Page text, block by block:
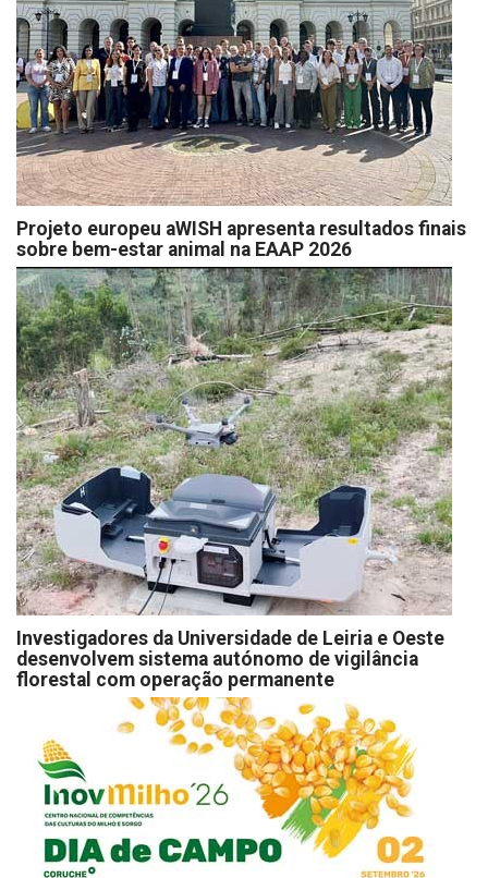
Projeto europeu aWISH apresenta resultados finais
sobre bem-estar animal na EAAP 2026
Investigadores da Universidade de Leiria e Oeste
desenvolvem sistema autónomo de vigilância
florestal com operação permanente